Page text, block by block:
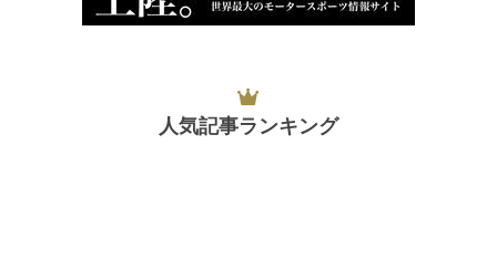
人気記事ランキング